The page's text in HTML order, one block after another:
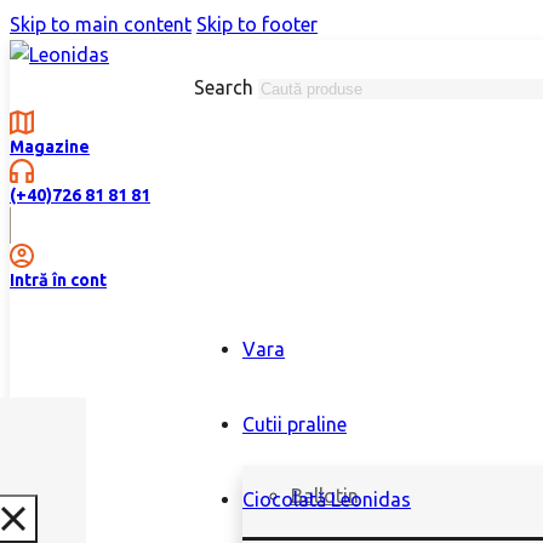
Skip to main content Skip to footer
Search
Magazine
(+40)726 81 81 81
Intră în cont
Vara
Cutii praline
Ballotin
Ciocolată Leonidas